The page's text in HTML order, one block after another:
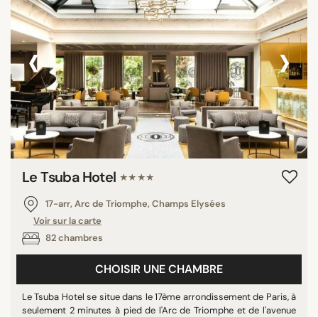
‹ ›
Le Tsuba Hotel ★★★★
17-arr, Arc de Triomphe, Champs Elysées
Voir sur la carte
82 chambres
CHOISIR UNE CHAMBRE
Le Tsuba Hotel se situe dans le 17ème arrondissement de Paris, à
seulement 2 minutes à pied de l'Arc de Triomphe et de l'avenue